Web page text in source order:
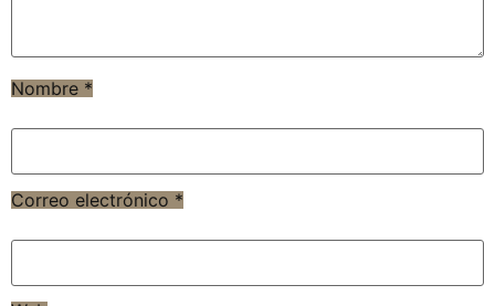
Nombre *
Correo electrónico *